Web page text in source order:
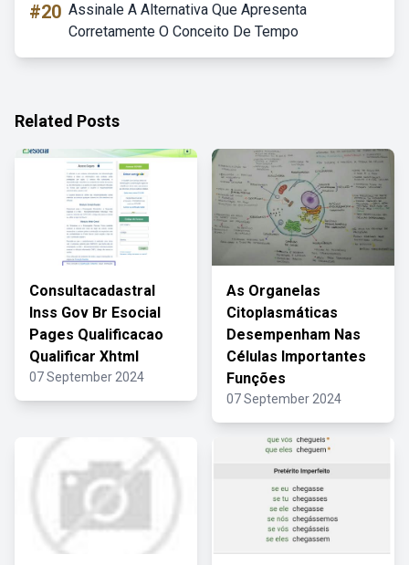
#20 Assinale A Alternativa Que Apresenta
Corretamente O Conceito De Tempo
Related Posts
Consultacadastral
Inss Gov Br Esocial
Pages Qualificacao
Qualificar Xhtml
07 September 2024
As Organelas
Citoplasmáticas
Desempenham Nas
Células Importantes
Funções
07 September 2024